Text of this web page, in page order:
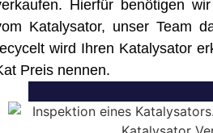
Hierfür benötigen
Katalysator, unser Team
wird Ihren Katalysator
Preis nennen.